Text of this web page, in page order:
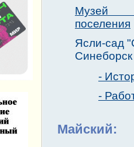
Музей
поселения
Ясли-сад
Синеборск
-
-
Майский: